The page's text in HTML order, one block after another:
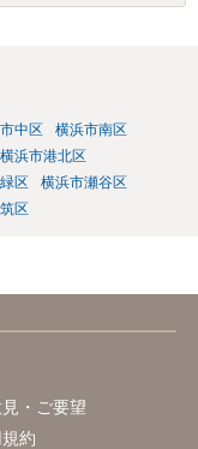
中区
横浜市南区
横浜市港北区
区
横浜市瀬谷区
区
見・ご要望
約